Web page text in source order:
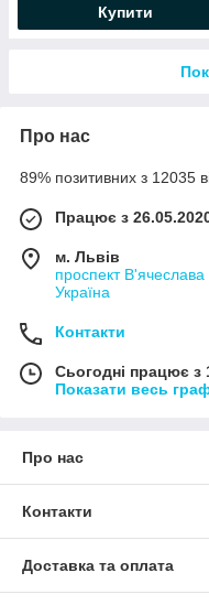
Купити
Про нас
89% позитивних з 12035
Працює з
м. Львів
проспект
Україна
Контакти
Сьогодні працює з
Показати весь
Про нас
Контакти
Доставка та оплата